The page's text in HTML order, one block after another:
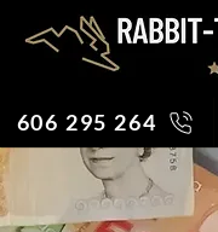
606 295 264